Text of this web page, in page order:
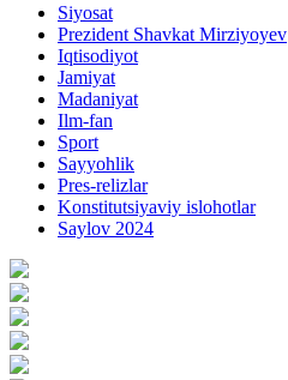
Siyosat
Prezident Shavkat Mirziyoyev
Iqtisodiyot
Jamiyat
Madaniyat
Ilm-fan
Sport
Sayyohlik
Pres-relizlar
Konstitutsiyaviy islohotlar
Saylov 2024